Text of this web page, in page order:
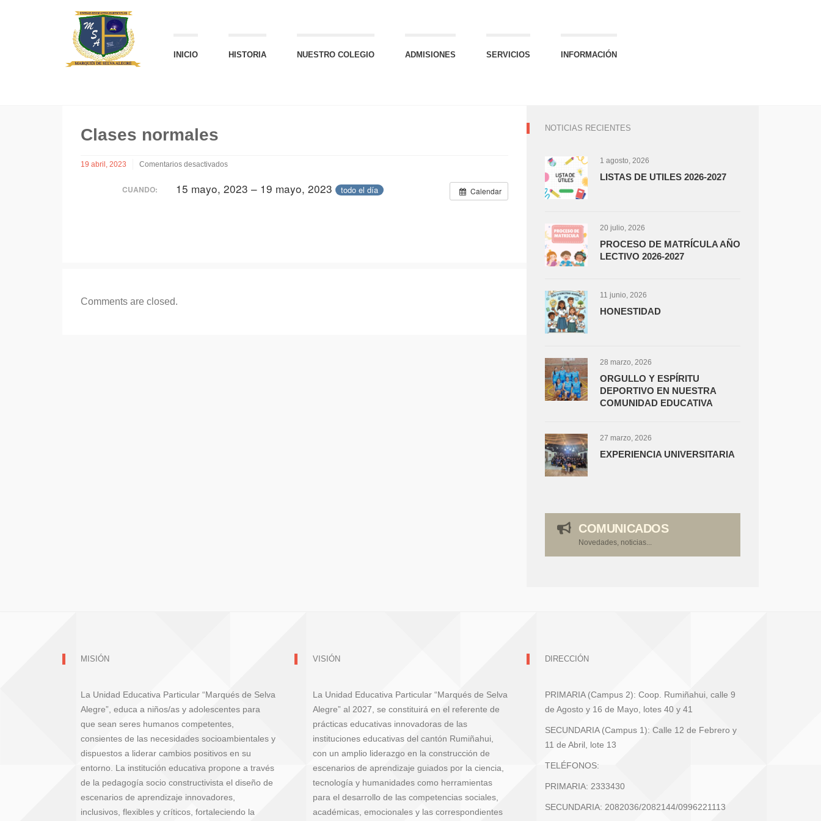
INICIO HISTORIA NUESTRO COLEGIO ADMISIONES SERVICIOS INFORMACIÓN
Clases normales
19 abril, 2023
Comentarios desactivados
Clases
Calendar
CUANDO: 15 mayo, 2023 – 19 mayo, 2023 todo el día
Comments are closed.
NOTICIAS RECIENTES
1 agosto, 2026
LISTAS DE UTILES 2026-2027
20 julio, 2026
PROCESO DE MATRÍCULA AÑO
LECTIVO 2026-2027
11 junio, 2026
HONESTIDAD
28 marzo, 2026
ORGULLO Y ESPÍRITU
DEPORTIVO EN NUESTRA
COMUNIDAD EDUCATIVA
27 marzo, 2026
EXPERIENCIA UNIVERSITARIA
COMUNICADOS
Novedades, noticias...
MISIÓN
La Unidad Educativa Particular “Marqués de Selva
Alegre”, educa a niños/as y adolescentes para
que sean seres humanos competentes,
consientes de las necesidades socioambientales y
dispuestos a liderar cambios positivos en su
entorno. La institución educativa propone a través
de la pedagogía socio constructivista el diseño de
escenarios de aprendizaje innovadores,
inclusivos, flexibles y críticos, fortaleciendo la
VISIÓN
La Unidad Educativa Particular “Marqués de Selva
Alegre” al 2027, se constituirá en el referente de
prácticas educativas innovadoras de las
instituciones educativas del cantón Rumiñahui,
con un amplio liderazgo en la construcción de
escenarios de aprendizaje guiados por la ciencia,
tecnología y humanidades como herramientas
para el desarrollo de las competencias sociales,
académicas, emocionales y las correspondientes
DIRECCIÓN
PRIMARIA (Campus 2): Coop. Rumiñahui, calle 9
de Agosto y 16 de Mayo, lotes 40 y 41
SECUNDARIA (Campus 1): Calle 12 de Febrero y
11 de Abril, lote 13
TELÉFONOS:
PRIMARIA: 2333430
SECUNDARIA: 2082036/2082144/0996221113